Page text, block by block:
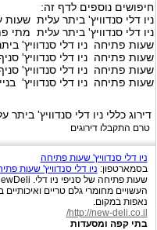
חיפושים נוספים לדף זה:
ניו דלי סנדוויץ' ביתר עלית שעות
ניו דלי סנדוויץ' ביתר עלית מתי
שעות פתיחה ניו דלי סנדוויץ'
שעות פתיחה ניו דלי סנדוויץ'
שעות פתיחה ניו דלי סנדוויץ'
שעות פתיחה ניו דלי סנדוויץ' בניין
דירוג כלליניו דלי סנדוויץ' ביתר
טרם התקבלו דירוגים
ניו דלי סנדוויץ' שעות פתיחה
בסמארטפון: ניו דלי סנדוויץ' שעות
העשויים מחומרי גלם טריים
נאפות במקום.
http://new-deli.co.il/
בתי קפה ומסעדות